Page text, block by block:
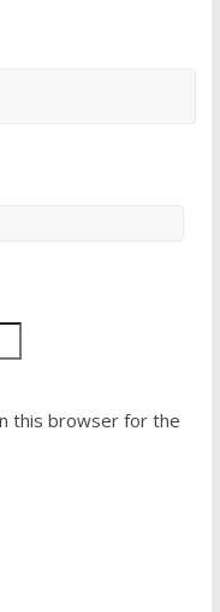
this browser for the